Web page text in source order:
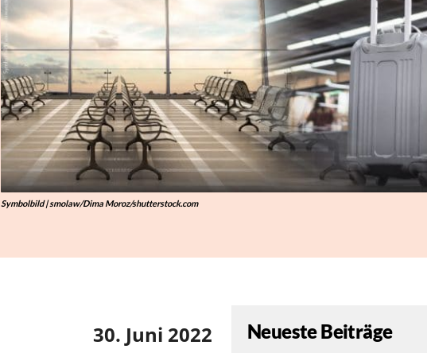
Symbolbild | smolaw/Dima Moroz/shutterstock.com
30. Juni 2022 Neueste Beiträge